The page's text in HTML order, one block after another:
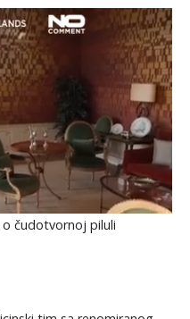
o čudotvornoj piluli